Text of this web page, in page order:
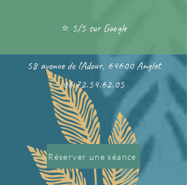
⭐ 5/5 sur Google
58 avenue de l'Adour, 64600 Anglet
06.72.54.62.05
Réserver une séance